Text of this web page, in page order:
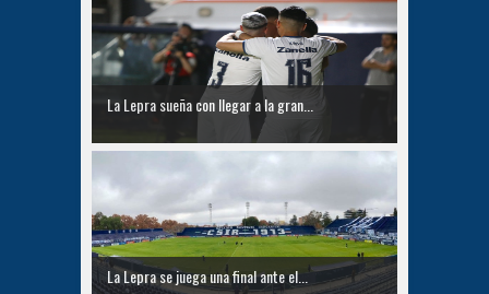
La Lepra sueña con llegar a la gran...
La Lepra se juega una final ante el...